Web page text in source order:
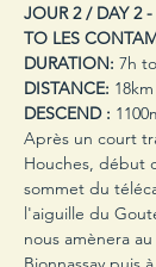
JOUR 2 / DAY 2 -
TO LES
DURATION: 7h
DISTANCE:
DESCEND :
Après un court
Houches, début
sommet du
l'aiguille du
nous amènera